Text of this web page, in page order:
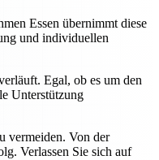
Essen übernimmt diese
und individuellen
Egal, ob es um den
Unterstützung
vermeiden. Von der
Verlassen Sie sich auf